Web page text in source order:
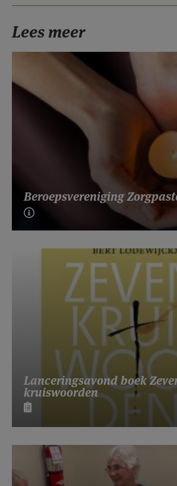
Lees meer
Beroepsvereniging
Lanceringsavond boek
kruiswoorden